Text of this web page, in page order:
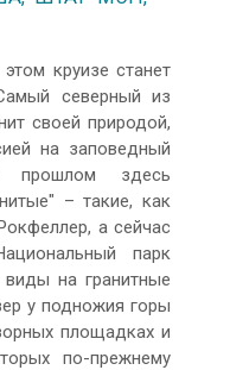
круизе станет
северный из
своей природой,
на заповедный
прошлом здесь
– такие, как
а сейчас
парк
на гранитные
у подножия горы
площадках и
по-прежнему